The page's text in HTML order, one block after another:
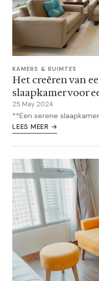
KAMERS & RUIMTES
Het creëren van
slaapkamer voor
25 May 2024
**Een serene
LEES MEER →